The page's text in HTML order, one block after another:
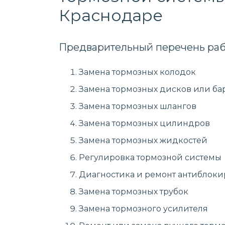
Краснодаре
Предварительный перечень
Замена тормозных колодок
Замена тормозных дисков или
Замена тормозных шлангов
Замена тормозных цилиндров
Замена тормозных жидкостей
Регулировка тормозной системы
Диагностика и ремонт
Замена тормозных трубок
Замена тормозного усилителя